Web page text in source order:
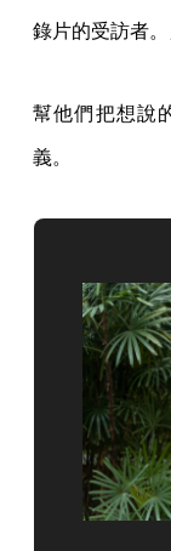
錄片的受訪者。
幫他們把想說
義。